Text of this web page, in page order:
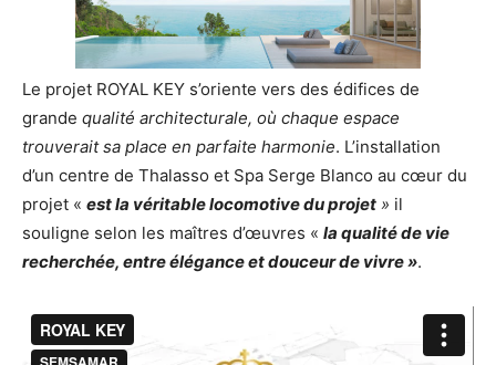
Le projet ROYAL KEY s’oriente vers des édifices de
grande qualité architecturale, où chaque espace
trouverait sa place en parfaite harmonie. L’installation
d’un centre de Thalasso et Spa Serge Blanco au cœur du
projet « est la véritable locomotive du projet » il
souligne selon les maîtres d’œuvres « la qualité de vie
recherchée, entre élégance et douceur de vivre ».